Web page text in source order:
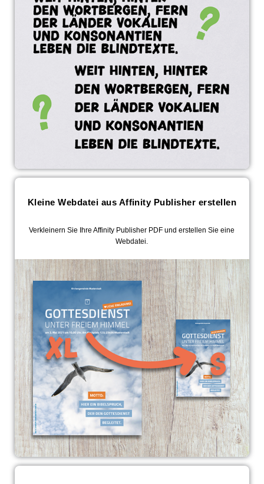
Kleine Webdatei aus Affinity Publisher erstellen
Verkleinern Sie Ihre Affinity Publisher PDF und erstellen Sie eine
Webdatei.